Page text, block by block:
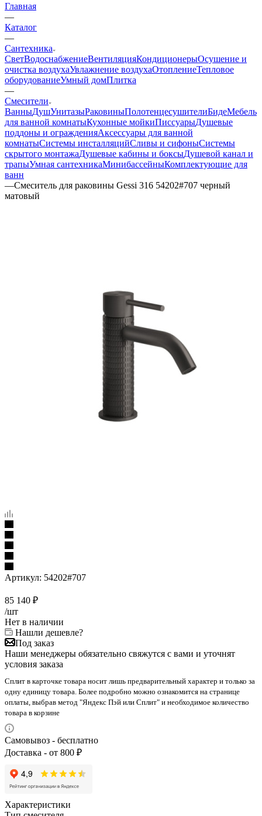
Главная
—
Каталог
—
Сантехника
СветВодоснабжениеВентиляцияКондиционерыОсушение и
очистка воздухаУвлажнение воздухаОтоплениеТепловое
оборудованиеУмный домПлитка
—
Смесители
ВанныДушУнитазыРаковиныПолотенцесушителиБидеМебель
для ванной комнатыКухонные мойкиПиссуарыДушевые
поддоны и огражденияАксессуары для ванной
комнатыСистемы инсталляцийСливы и сифоныСистемы
скрытого монтажаДушевые кабины и боксыДушевой канал и
трапыУмная сантехникаМинибассейныКомплектующие для
ванн
—Смеситель для раковины Gessi 316 54202#707 черный
матовый
Артикул: 54202#707
85 140 ₽
/шт
Нет в наличии
Нашли дешевле?
Под заказ
Наши менеджеры обязательно свяжутся с вами и уточнят
условия заказа
Сплит в карточке товара носит лишь предварительный характер и только за
одну единицу товара. Более подробно можно ознакомится на странице
оплаты, выбрав метод "Яндекс Пэй или Сплит" и необходимое количество
товара в корзине
Самовывоз - бесплатно
Доставка - от 800 ₽
Характеристики